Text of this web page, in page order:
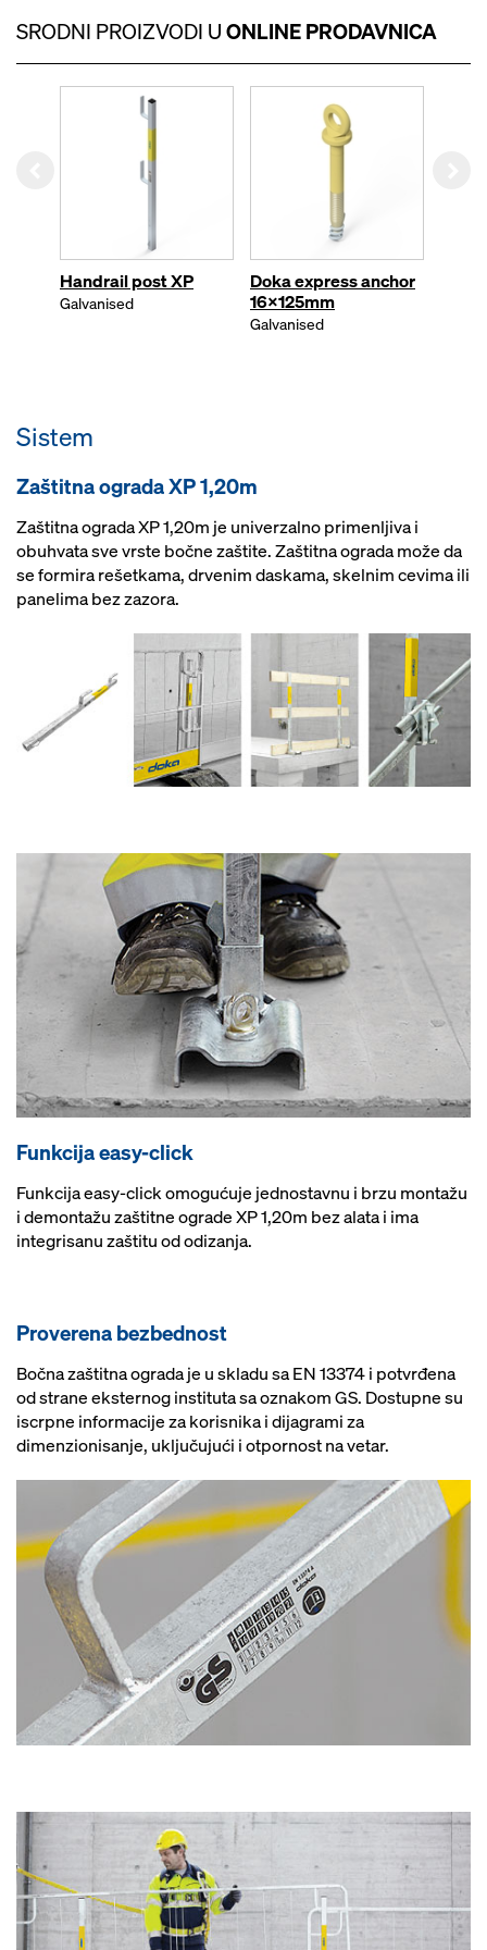
velikog broja različitih tipova
uz integrisane delove koji se ne
mogu izgubiti, čime se dodatno
smanjuju troškovi
SRODNI PROIZVODI U ONLINE PRODAVNICA
Handrail post XP
Galvanised
Doka express anchor
16x125mm
Galvanised
Sistem
Zaštitna ograda XP 1,20m
Zaštitna ograda XP 1,20m je univerzalno primenljiva i
obuhvata sve vrste bočne zaštite. Zaštitna ograda može da
se formira rešetkama, drvenim daskama, skelnim cevima ili
panelima bez zazora.
Funkcija easy-click
Funkcija easy-click omogućuje jednostavnu i brzu montažu
i demontažu zaštitne ograde XP 1,20m bez alata i ima
integrisanu zaštitu od odizanja.
Proverena bezbednost
Bočna zaštitna ograda je u skladu sa EN 13374 i potvrđena
od strane eksternog instituta sa oznakom GS. Dostupne su
iscrpne informacije za korisnika i dijagrami za
dimenzionisanje, uključujući i otpornost na vetar.